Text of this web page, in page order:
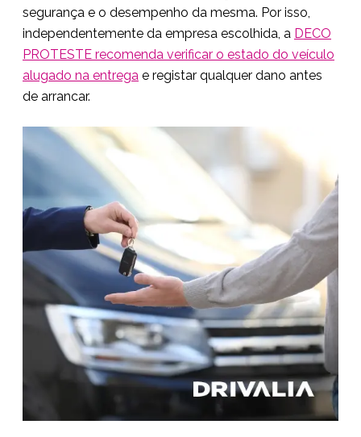
segurança e o desempenho da mesma. Por isso,
independentemente da empresa escolhida, a DECO
PROTESTE recomenda verificar o estado do veículo
alugado na entrega e registar qualquer dano antes
de arrancar.